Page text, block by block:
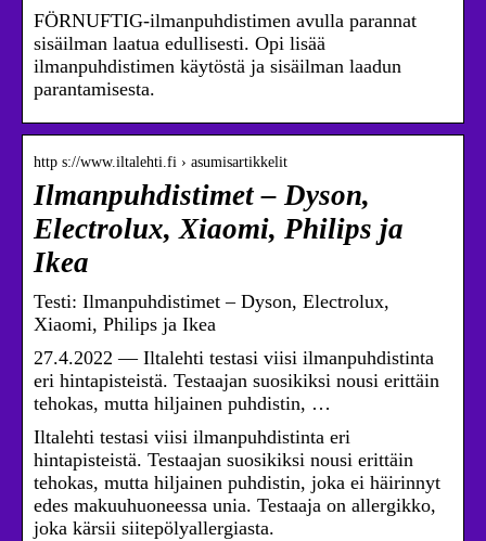
FÖRNUFTIG-ilmanpuhdistimen avulla parannat
sisäilman laatua edullisesti. Opi lisää
ilmanpuhdistimen käytöstä ja sisäilman laadun
parantamisesta.
http s://www.iltalehti.fi › asumisartikkelit
Ilmanpuhdistimet – Dyson,
Electrolux, Xiaomi, Philips ja
Ikea
Testi: Ilmanpuhdistimet – Dyson, Electrolux,
Xiaomi, Philips ja Ikea
27.4.2022 — Iltalehti testasi viisi ilmanpuhdistinta
eri hintapisteistä. Testaajan suosikiksi nousi erittäin
tehokas, mutta hiljainen puhdistin, …
Iltalehti testasi viisi ilmanpuhdistinta eri
hintapisteistä. Testaajan suosikiksi nousi erittäin
tehokas, mutta hiljainen puhdistin, joka ei häirinnyt
edes makuuhuoneessa unia. Testaaja on allergikko,
joka kärsii siitepölyallergiasta.